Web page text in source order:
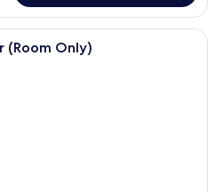
Chăn bông, két bảo mật tại phòng,
(Room Only)